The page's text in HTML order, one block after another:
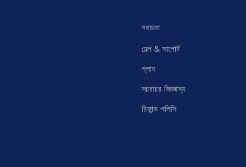
সহায়তা
হেল্প & সাপোর্ট
প্লান
সচরাচর জিজ্ঞাস্য
রিফান্ড পলিসি